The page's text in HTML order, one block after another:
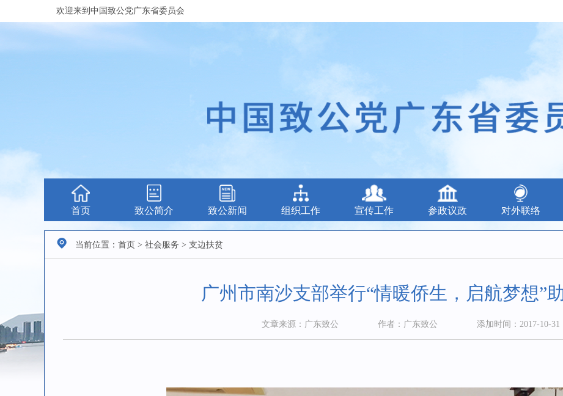
欢迎来到中国致公党广东省委员会
首页 致公简介 致公新闻 组织工作 宣传工作 参政议政 对外联络
当前位置：首页 > 社会服务 > 支边扶贫
广州市南沙支部举行“情暖侨生，启航梦想”
文章来源：广东致公 作者：广东致公 添加时间：2017-10-31